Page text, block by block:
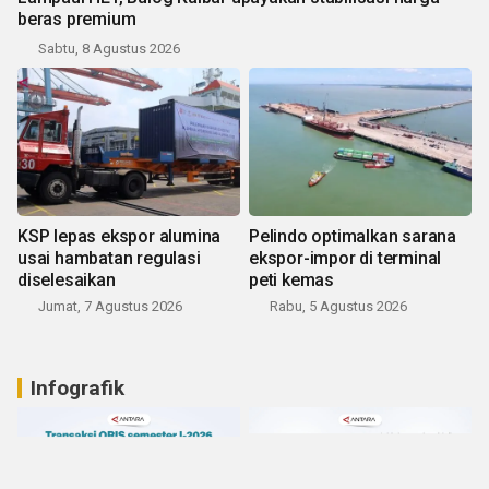
beras premium
Sabtu, 8 Agustus 2026
KSP lepas ekspor alumina
usai hambatan regulasi
diselesaikan
Jumat, 7 Agustus 2026
Pelindo optimalkan sarana
ekspor-impor di terminal
peti kemas
Rabu, 5 Agustus 2026
Infografik